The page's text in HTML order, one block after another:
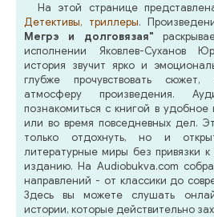
На этой странице
Детективы, триллеры.
Мегрэ и долговязая"
исполнении Яковлев-Суханов
история звучит ярко и
глубже прочувствовать
атмосферу произведения.
познакомиться с книгой в
или во время повседневных дел.
только отдохнуть, но и
литературные миры без привязки
изданию. На Audiobukva.com
направлений - от классики до
Здесь вы можете слушать
истории, которые действительно